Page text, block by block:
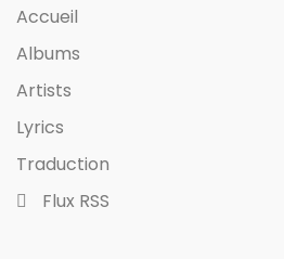
Accueil
Albums
Artists
Lyrics
Traduction
Flux RSS